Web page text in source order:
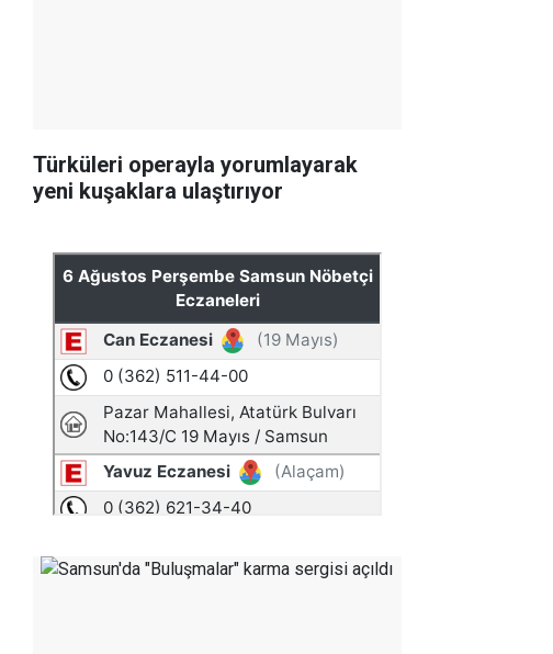
Türküleri operayla yorumlayarak
yeni kuşaklara ulaştırıyor